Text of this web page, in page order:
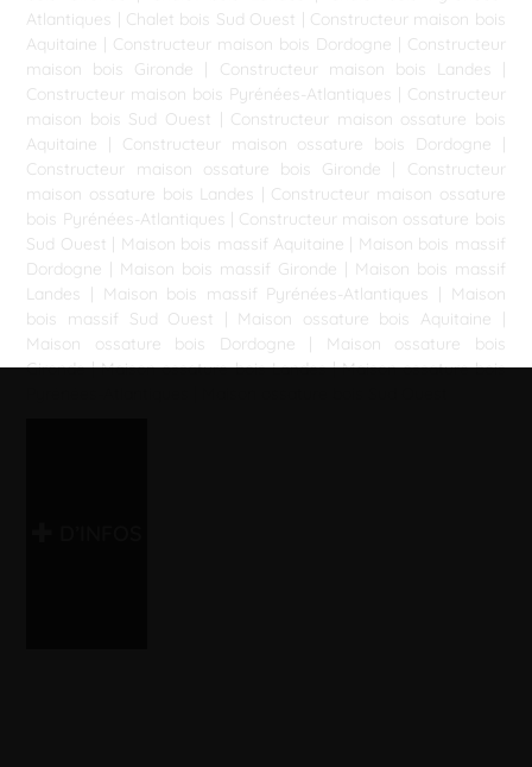
Atlantiques
Chalet bois Sud Ouest
Constructeur maison bois
Aquitaine
Constructeur maison bois Dordogne
Constructeur
maison bois Gironde
Constructeur maison bois Landes
Constructeur maison bois Pyrénées-Atlantiques
Constructeur
maison bois Sud Ouest
Constructeur maison ossature bois
Aquitaine
Constructeur maison ossature bois Dordogne
Constructeur maison ossature bois Gironde
Constructeur
maison ossature bois Landes
Constructeur maison ossature
bois Pyrénées-Atlantiques
Constructeur maison ossature bois
Sud Ouest
Maison bois massif Aquitaine
Maison bois massif
Dordogne
Maison bois massif Gironde
Maison bois massif
Landes
Maison bois massif Pyrénées-Atlantiques
Maison
bois massif Sud Ouest
Maison ossature bois Aquitaine
Maison ossature bois Dordogne
Maison ossature bois
Gironde|Maison ossature bois Landes|Maison ossature bois